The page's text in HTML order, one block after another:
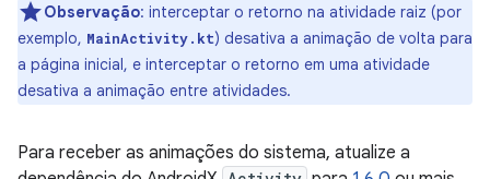
Observação: interceptar o retorno na atividade raiz (por
exemplo, MainActivity.kt) desativa a animação de volta para
a página inicial, e interceptar o retorno em uma atividade
desativa a animação entre atividades.
Para receber as animações do sistema, atualize a